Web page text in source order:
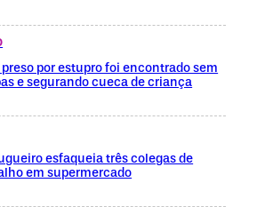
por estupro foi encontrado sem
e segurando cueca de criança
esfaqueia três colegas de
em supermercado